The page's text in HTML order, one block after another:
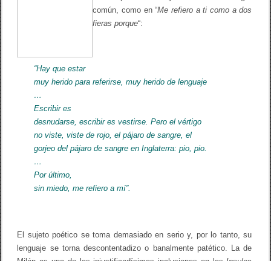
común, como en “Me refiero a ti como a dos
fieras porque“:
“Hay que estar
muy herido para referirse, muy herido de lenguaje
…
Escribir es
desnudarse, escribir es vestirse. Pero el vértigo
no viste, viste de rojo, el pájaro de sangre, el
gorjeo del pájaro de sangre en Inglaterra: pio, pio.
…
Por último,
sin miedo, me refiero a mí”.
El sujeto poético se toma demasiado en serio y, por lo tanto, su
lenguaje se torna descontentadizo o banalmente patético. La de